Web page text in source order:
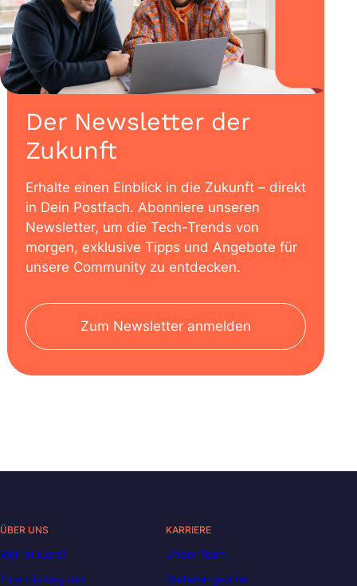
Der Newsletter der
Zukunft
Erhalte einen Einblick in die Zukunft – direkt
in Dein Postfach. Abonniere unseren
Newsletter, um die Tech-Trends von
morgen, exklusive Tipps und Angebote für
unsere Community zu entdecken.
Zum Newsletter anmelden
ÜBER UNS
Wer ist Liora?
Finanzierung und
KARRIERE
Unser Team
Stellenangebote